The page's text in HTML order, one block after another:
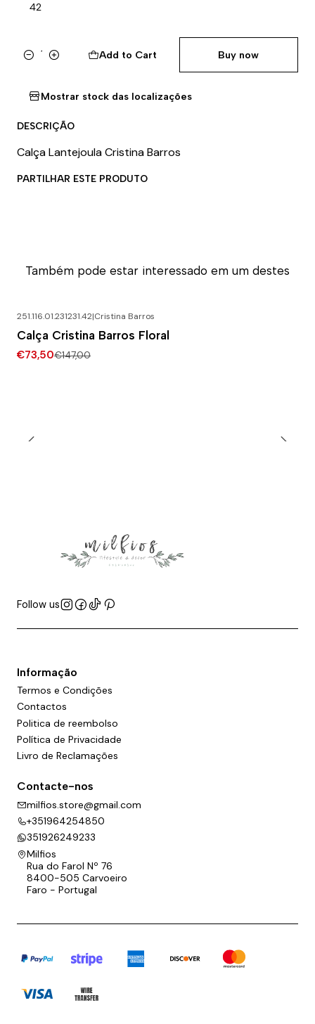
42
Quantity
Add to Cart Buy now
Mostrar stock das localizações
DESCRIÇÃO
Calça Lantejoula Cristina Barros
PARTILHAR ESTE PRODUTO
Também pode estar interessado em um destes
251.116.01.231231.42|Cristina Barros
Calça Cristina Barros Floral
€73,50€147,00
Follow us
Informação
Termos e Condições
Contactos
Politica de reembolso
Política de Privacidade
Livro de Reclamações
Contacte-nos
milfios.store@gmail.com
+351964254850
351926249233
Milfios
Rua do Farol Nº 76
8400-505 Carvoeiro
Faro - Portugal